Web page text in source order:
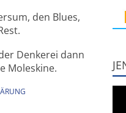
den Blues,
Denkerei dann
Moleskine.